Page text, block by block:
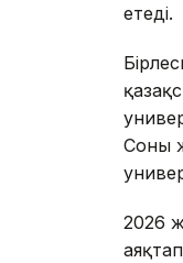
етеді.
Соның
2026